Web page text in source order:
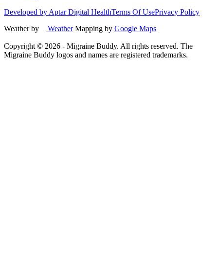
Developed by Aptar Digital HealthTerms Of UsePrivacy Policy
Weather by
WeatherMapping by Google Maps
Copyright © 2026 - Migraine Buddy. All rights reserved. The
Migraine Buddy logos and names are registered trademarks.